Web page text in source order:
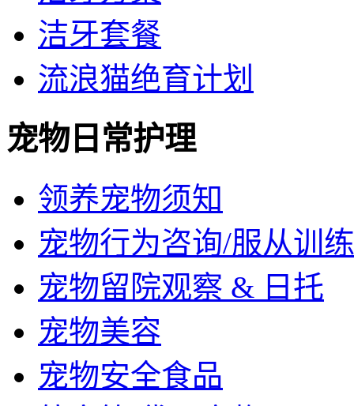
洁牙套餐
流浪猫绝育计划
宠物日常护理
领养宠物须知
宠物行为咨询/服从训练
宠物留院观察 & 日托
宠物美容
宠物安全食品